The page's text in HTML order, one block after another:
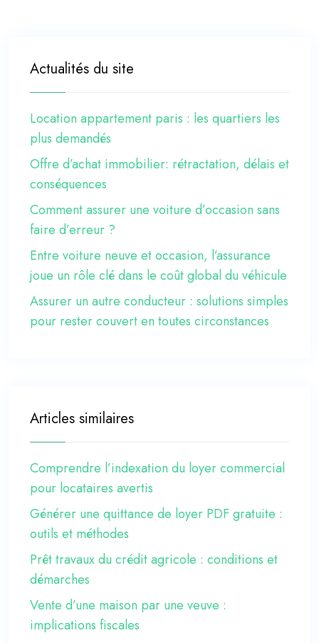
Actualités du site
Location appartement paris : les quartiers les
plus demandés
Offre d’achat immobilier: rétractation, délais et
conséquences
Comment assurer une voiture d’occasion sans
faire d’erreur ?
Entre voiture neuve et occasion, l’assurance
joue un rôle clé dans le coût global du véhicule
Assurer un autre conducteur : solutions simples
pour rester couvert en toutes circonstances
Articles similaires
Comprendre l’indexation du loyer commercial
pour locataires avertis
Générer une quittance de loyer PDF gratuite :
outils et méthodes
Prêt travaux du crédit agricole : conditions et
démarches
Vente d’une maison par une veuve :
implications fiscales